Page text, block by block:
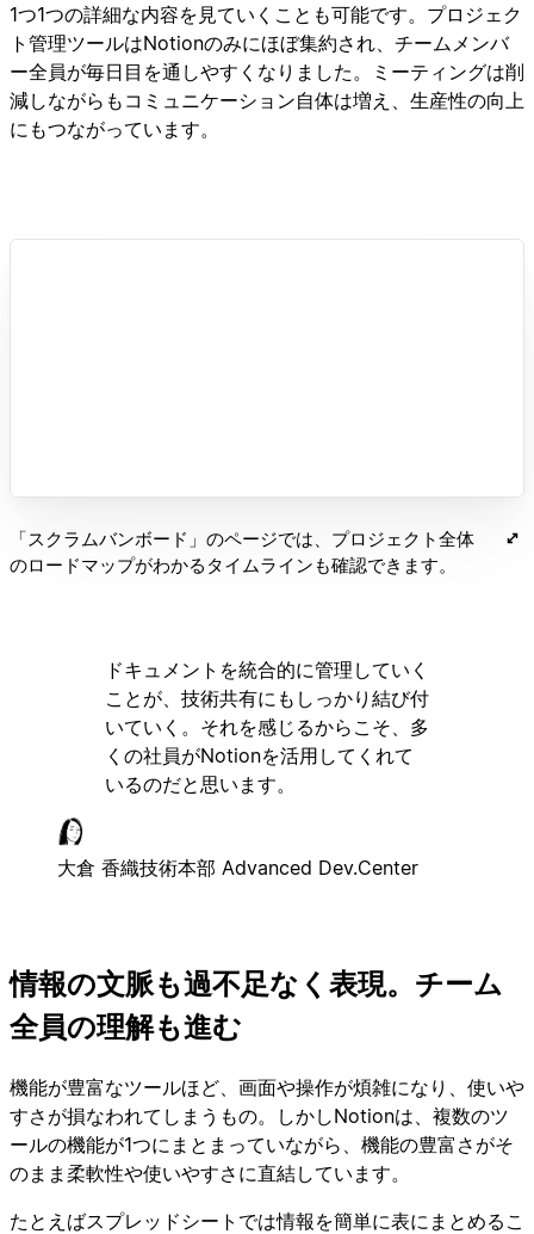
1つ1つの詳細な内容を見ていくことも可能です。プロジェク
ト管理ツールはNotionのみにほぼ集約され、チームメンバ
ー全員が毎日目を通しやすくなりました。ミーティングは削
減しながらもコミュニケーション自体は増え、生産性の向上
にもつながっています。
「スクラムバンボード」のページでは、プロジェクト全体
のロードマップがわかるタイムラインも確認できます。
ドキュメントを統合的に管理していく
ことが、技術共有にもしっかり結び付
いていく。それを感じるからこそ、多
くの社員がNotionを活用してくれて
いるのだと思います。
大倉 香織技術本部 Advanced Dev.Center
情報の文脈も過不足なく表現。チーム
全員の理解も進む
機能が豊富なツールほど、画面や操作が煩雑になり、使いや
すさが損なわれてしまうもの。しかしNotionは、複数のツ
ールの機能が1つにまとまっていながら、機能の豊富さがそ
のまま柔軟性や使いやすさに直結しています。
たとえばスプレッドシートでは情報を簡単に表にまとめるこ